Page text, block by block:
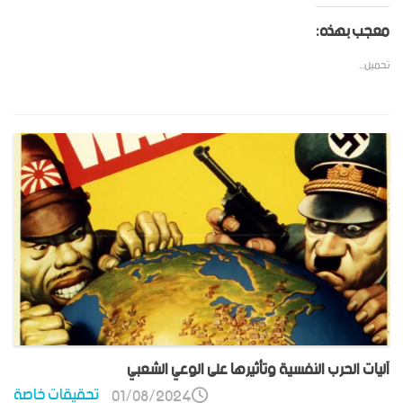
معجب بهذه:
تحميل...
آليات الحرب النفسية وتأثيرها على الوعي الشعبي
تحقيقات خاصة